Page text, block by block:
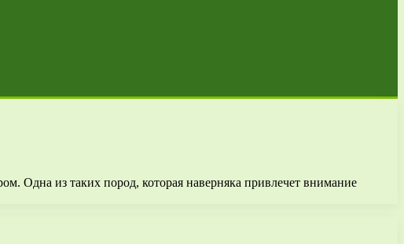
Одна из таких пород, которая наверняка привлечет внимание